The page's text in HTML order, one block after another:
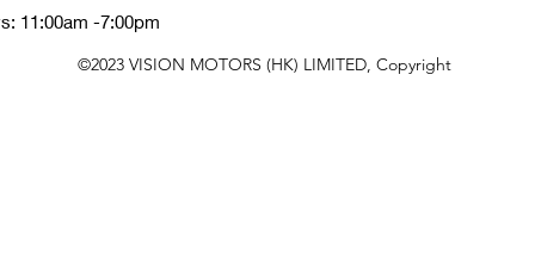
11:00am -7:00pm
©2023 VISION MOTORS (HK) LIMITED, Copyright